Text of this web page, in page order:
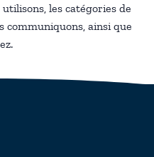
les catégories de
communiquons, ainsi que